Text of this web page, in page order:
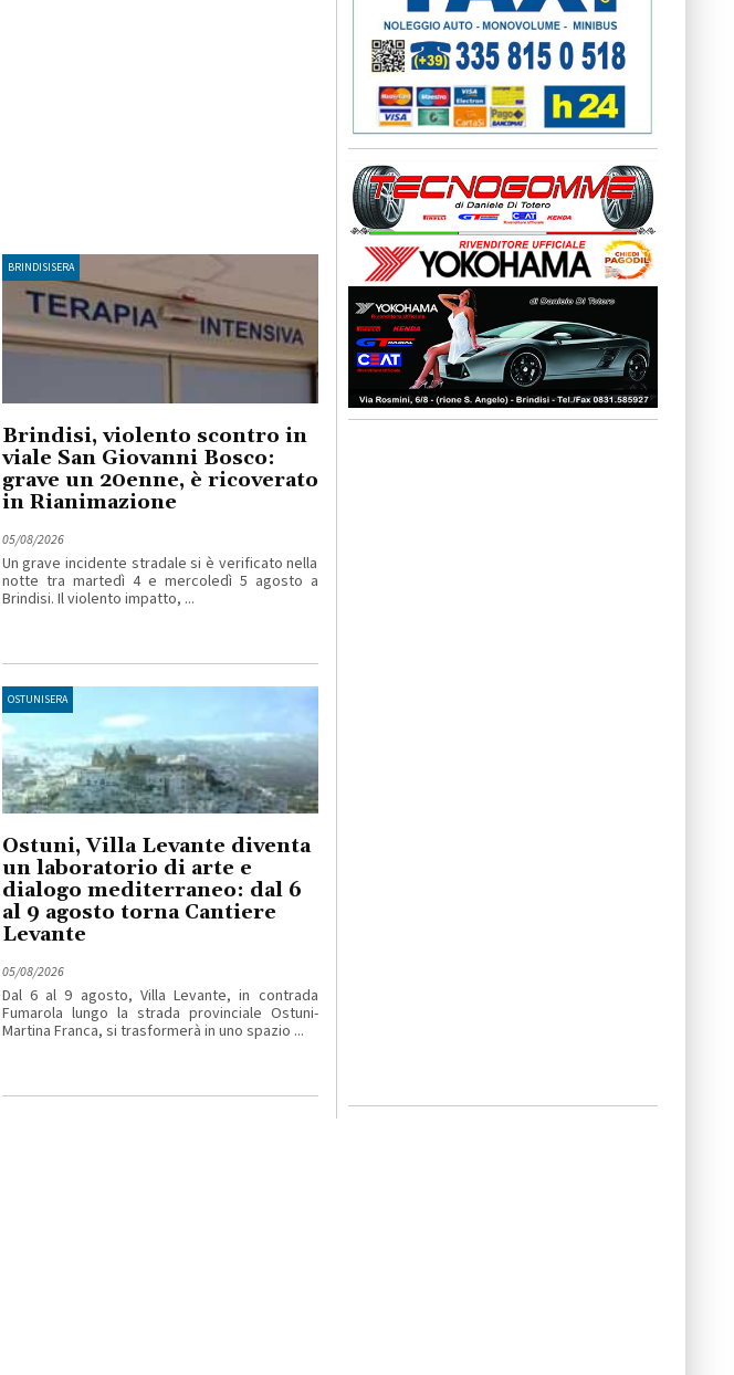
BRINDISISERA
Brindisi, violento scontro in
viale San Giovanni Bosco:
grave un 20enne, è ricoverato
in Rianimazione
05/08/2026
Un grave incidente stradale si è verificato nella
notte tra martedì 4 e mercoledì 5 agosto a
Brindisi. Il violento impatto, ...
OSTUNISERA
Ostuni, Villa Levante diventa
un laboratorio di arte e
dialogo mediterraneo: dal 6
al 9 agosto torna Cantiere
Levante
05/08/2026
Dal 6 al 9 agosto, Villa Levante, in contrada
Fumarola lungo la strada provinciale Ostuni-
Martina Franca, si trasformerà in uno spazio ...